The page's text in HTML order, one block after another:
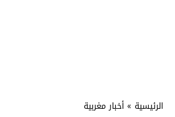
الرئيسية » أخبار مغربية